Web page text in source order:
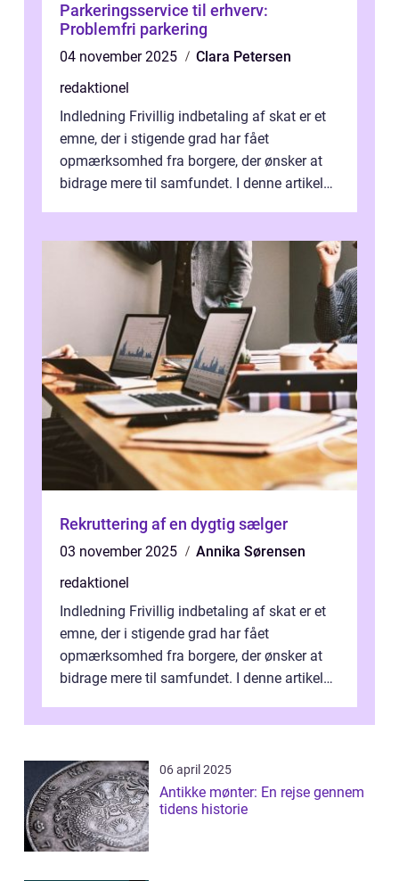
Parkeringsservice til erhverv:
Problemfri parkering
04 november 2025
Clara Petersen
redaktionel
Indledning Frivillig indbetaling af skat er et
emne, der i stigende grad har fået
opmærksomhed fra borgere, der ønsker at
bidrage mere til samfundet. I denne artikel
Rekruttering af en dygtig sælger
03 november 2025
Annika Sørensen
redaktionel
Indledning Frivillig indbetaling af skat er et
emne, der i stigende grad har fået
opmærksomhed fra borgere, der ønsker at
bidrage mere til samfundet. I denne artikel
06 april 2025
Antikke mønter: En rejse gennem
tidens historie